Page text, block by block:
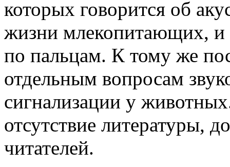
которых говорится об
жизни млекопитающих, и
по пальцам. К тому же
отдельным вопросам
сигнализации у
отсутствие литературы,
читателей.